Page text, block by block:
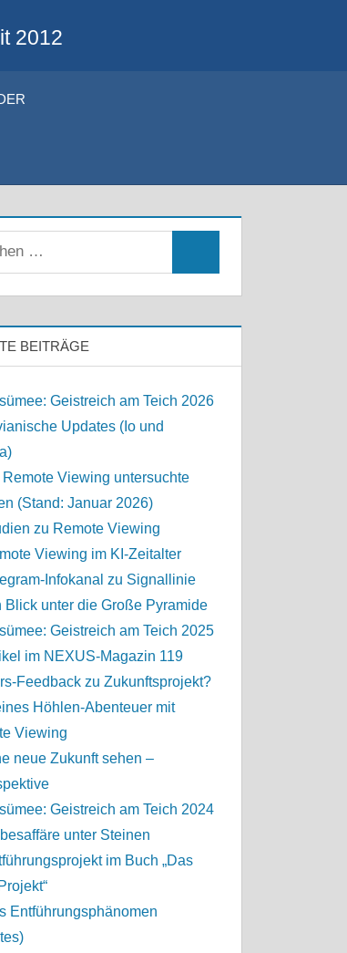
2012
BEITRÄGE
Geistreich am Teich 2026
Updates (Io und
Remote Viewing untersuchte
(Stand: Januar 2026)
zu Remote Viewing
Viewing im KI-Zeitalter
Infokanal zu Signallinie
Blick unter die Große Pyramide
Geistreich am Teich 2025
im NEXUS-Magazin 119
Feedback zu Zukunftsprojekt?
Höhlen-Abenteuer mit
Viewing
neue Zukunft sehen –
Geistreich am Teich 2024
unter Steinen
im Buch „Das
Entführungsphänomen